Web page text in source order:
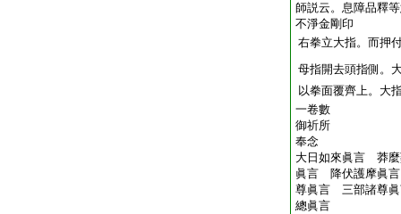
師説云。息障品釋
不淨金剛印
右拳立大指。而押
母指開去頭指側。
以拳面覆齊上。大
一卷數
御祈所
奉念
大日如來眞言 莽
眞言 降伏護摩眞
尊眞言 三部諸尊
總眞言